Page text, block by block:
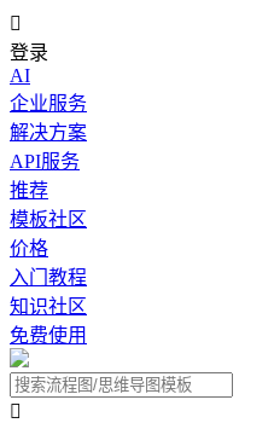

登录
AI
企业服务
解决方案
API服务
推荐
模板社区
价格
入门教程
知识社区
免费使用
